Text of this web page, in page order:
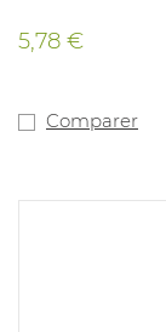
5,78 €
Comparer